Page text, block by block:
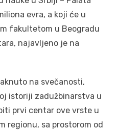
evra, a koji će u
fakultetom u Beogradu
najavljeno je na
na svečanosti,
istoriji zadužbinarstva u
prvi centar ove vrste u
regionu, sa prostorom od